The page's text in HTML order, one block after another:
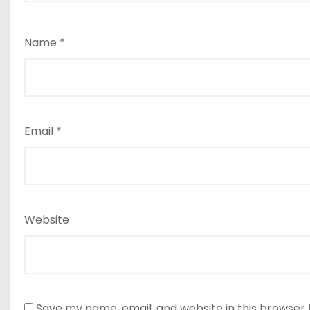
Name *
Email *
Website